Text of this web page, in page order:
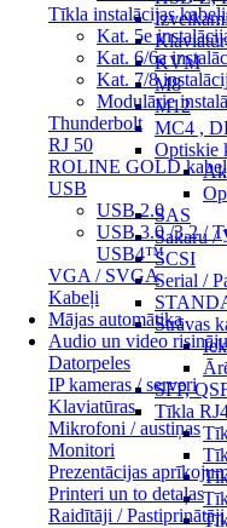
Tīkla instalācijas kabeļi
Kat. 5e
Kat. 6/6a
Kat. 7/8
Modulārie
Thunderbolt
RJ 50
ROLINE GOLD
USB
USB 2.0
USB 3.0 /3.2 /
USB4™
VGA / SVGA
Kabeļi
Mājas automātika
Audio un video
Datorpeles
IP kameras / serveri
Klaviatūras
Mikrofoni / austiņas
Monitori
Prezentācijas
Printeri un to detaļas
Raidītāji / Pastiprinātāji
KVM
M8
M12
MC4 ,
Optiskie
SAS
Sakaru /
SCSI
Serial /
Strāvas
SFP,
Tīkla